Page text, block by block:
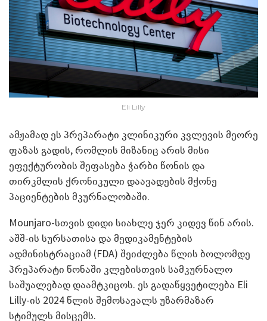
Eli Lilly
ამჟამად ეს პრეპარატი კლინიკური კვლევის მეორე
ფაზას გადის, რომლის მიზანიც არის მისი
ეფექტურობის შეფასება ჭარბი წონის და
თირკმლის ქრონიკული დაავადების მქონე
პაციენტების მკურნალობაში.
Mounjaro-სთვის დიდი სიახლე ჯერ კიდევ წინ არის.
აშშ-ის სურსათისა და მედიკამენტების
ადმინისტრაციამ (FDA) შეიძლება წლის ბოლომდე
პრეპარატი წონაში კლებისთვის სამკურნალო
საშუალებად დაამტკიცოს. ეს გადაწყვეტილება Eli
Lilly-ის 2024 წლის შემოსავალს უზარმაზარ
სტიმულს მისცემს.